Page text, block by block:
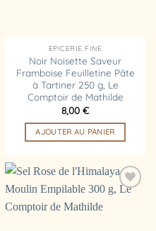
EPICERIE FINE
Noir Noisette Saveur
Framboise Feuilletine Pâte
à Tartiner 250 g, Le
Comptoir de Mathilde
8,00 €
AJOUTER AU PANIER
Ajouter